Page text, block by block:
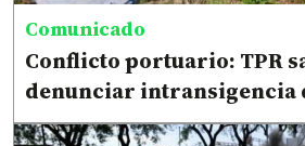
Comunicado
Conflicto portuario: TPR
denunciar intransigencia